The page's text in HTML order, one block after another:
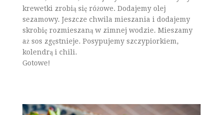
krewetki zrobią się różowe. Dodajemy olej
sezamowy. Jeszcze chwila mieszania i dodajemy
skrobię rozmieszaną w zimnej wodzie. Mieszamy
aż sos zgęstnieje. Posypujemy szczypiorkiem,
kolendrą i chili.
Gotowe!